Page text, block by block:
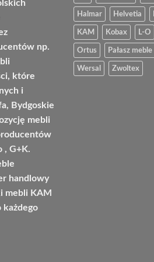
np.
które
i
Bydgoskie
mebli
, G+K.
handlowy
mebli KAM
każdego
Halmar Helvetia
KAM Kobax L-O
Ortus Pałasz meble
Wersal Zwoltex